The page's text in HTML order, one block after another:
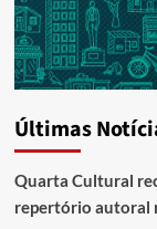
Últimas
Quarta Cultural
repertório autoral